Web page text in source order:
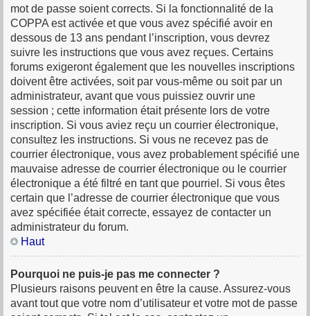
mot de passe soient corrects. Si la fonctionnalité de la
COPPA est activée et que vous avez spécifié avoir en
dessous de 13 ans pendant l’inscription, vous devrez
suivre les instructions que vous avez reçues. Certains
forums exigeront également que les nouvelles inscriptions
doivent être activées, soit par vous-même ou soit par un
administrateur, avant que vous puissiez ouvrir une
session ; cette information était présente lors de votre
inscription. Si vous aviez reçu un courrier électronique,
consultez les instructions. Si vous ne recevez pas de
courrier électronique, vous avez probablement spécifié une
mauvaise adresse de courrier électronique ou le courrier
électronique a été filtré en tant que pourriel. Si vous êtes
certain que l’adresse de courrier électronique que vous
avez spécifiée était correcte, essayez de contacter un
administrateur du forum.
Haut
Pourquoi ne puis-je pas me connecter ?
Plusieurs raisons peuvent en être la cause. Assurez-vous
avant tout que votre nom d’utilisateur et votre mot de passe